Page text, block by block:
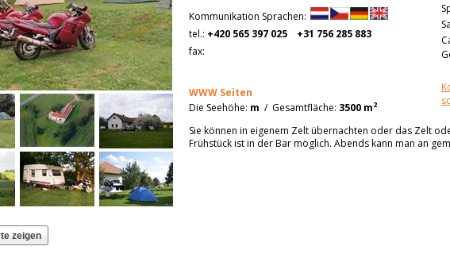
Kommunikation Sprachen:
tel.: +420 565 397 025
+31 756 285 883
fax:
WWW Seiten
Die Seehöhe: m / Gesamtfläche: 3500 m2
Sie können in eigenem Zelt übernachten oder das Zelt
Frühstück ist in der Bar möglich. Abends kann man an